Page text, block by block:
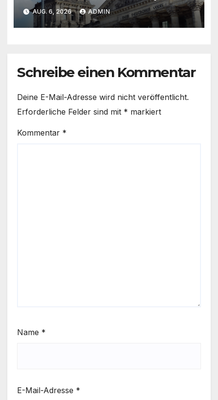
Wasser hat längst begonnen
AUG. 6, 2026 ADMIN
Schreibe einen Kommentar
Deine E-Mail-Adresse wird nicht veröffentlicht.
Erforderliche Felder sind mit * markiert
Kommentar *
Name *
E-Mail-Adresse *